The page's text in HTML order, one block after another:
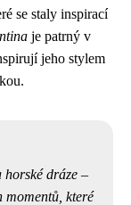
se staly inspirací
je patrný v
jeho stylem
dráze –
momentů, které